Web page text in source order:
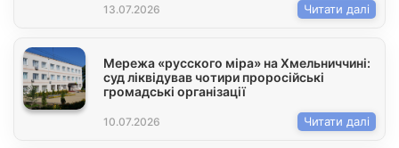
13.07.2026 Читати далі
Мережа «русского міра» на Хмельниччині:
суд ліквідував чотири проросійські
громадські організації
10.07.2026 Читати далі